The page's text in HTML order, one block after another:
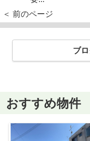
＜ 前のページ
ブ
おすすめ物件